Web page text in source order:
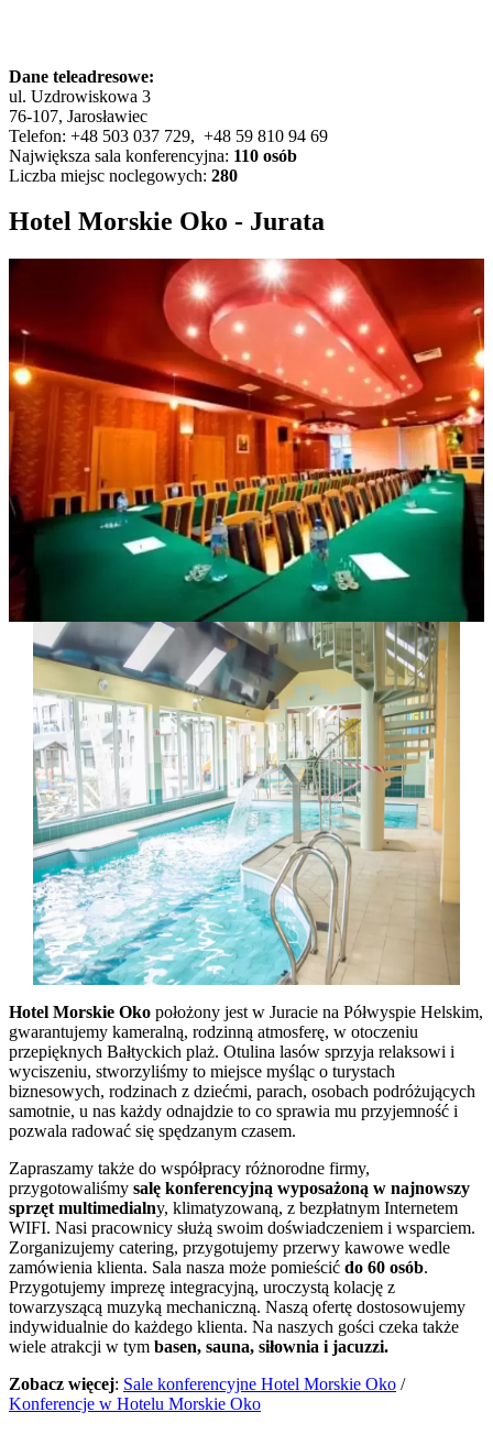
Dane teleadresowe:
ul. Uzdrowiskowa 3
76-107, Jarosławiec
Telefon: +48 503 037 729, +48 59 810 94 69
Największa sala konferencyjna: 110 osób
Liczba miejsc noclegowych: 280
Hotel Morskie Oko - Jurata
Hotel Morskie Oko położony jest w Juracie na Półwyspie Helskim,
gwarantujemy kameralną, rodzinną atmosferę, w otoczeniu
przepięknych Bałtyckich plaż. Otulina lasów sprzyja relaksowi i
wyciszeniu, stworzyliśmy to miejsce myśląc o turystach
biznesowych, rodzinach z dziećmi, parach, osobach podróżujących
samotnie, u nas każdy odnajdzie to co sprawia mu przyjemność i
pozwala radować się spędzanym czasem.
Zapraszamy także do współpracy różnorodne firmy,
przygotowaliśmy salę konferencyjną wyposażoną w najnowszy
sprzęt multimedialny, klimatyzowaną, z bezpłatnym Internetem
WIFI. Nasi pracownicy służą swoim doświadczeniem i wsparciem.
Zorganizujemy catering, przygotujemy przerwy kawowe wedle
zamówienia klienta. Sala nasza może pomieścić do 60 osób.
Przygotujemy imprezę integracyjną, uroczystą kolację z
towarzyszącą muzyką mechaniczną. Naszą ofertę dostosowujemy
indywidualnie do każdego klienta. Na naszych gości czeka także
wiele atrakcji w tym basen, sauna, siłownia i jacuzzi.
Zobacz więcej: Sale konferencyjne Hotel Morskie Oko /
Konferencje w Hotelu Morskie Oko